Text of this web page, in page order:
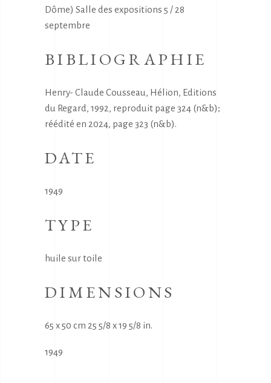
Dôme) Salle des expositions 5 / 28
septembre
BIBLIOGRAPHIE
Henry- Claude Cousseau, Hélion, Editions
du Regard, 1992, reproduit page 324 (n&b);
réédité en 2024, page 323 (n&b).
DATE
1949
TYPE
huile sur toile
DIMENSIONS
65 x 50 cm 25 5/8 x 19 5/8 in.
1949